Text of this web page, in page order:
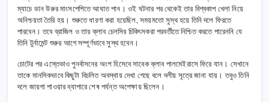
ম্যাচে ডান উরুর মাংসপেশিতে আঘাত পান। ওই ঘটনার পর থেকেই তার বিশ্বকাপ খেলা নিয়ে
অনিশ্চয়তা তৈরি হয়। শুরুতে ধারণা করা হয়েছিল, সময়মতো সুস্থ হয়ে তিনি দলে ফিরতে
পারবেন। তবে ব্রাজিল ও তার ক্লাব চেলসির চিকিৎসকরা পরবর্তীতে নিশ্চিত করতে পারেননি যে
তিনি টুর্নামেন্ট শুরুর আগে সম্পূর্ণভাবে সুস্থ হবেন।
চোটের পর এস্তেভাও পুনর্বাসনের অংশ হিসেবে সাবেক ক্লাব পালমেইরাসে ফিরে যান। সেখানে
তাকে মানসিকভাবে কিছুটা বিচলিত অবস্থায় দেখা গেছে বলে দলীয় সূত্রে জানা যায়। তবুও তিনি
দলে জায়গা পাওয়ার ব্যাপারে শেষ পর্যন্ত অপেক্ষায় ছিলেন।